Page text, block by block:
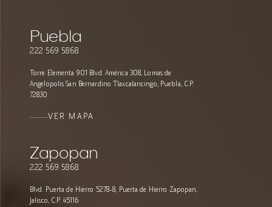
Puebla
222 569 5868
Torre Elementa 901 Blvd. América 308, Lomas de
Angelopolis San Bernardino Tlaxcalancingo, Puebla, C.P.
72830
VER MAPA
Zapopan
222 569 5868
Blvd. Puerta de Hierro 5278-8, Puerta de Hierro Zapopan,
Jalisco, C.P. 45116